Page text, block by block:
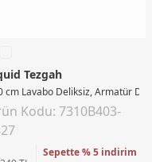
Tezgah
cm Lavabo Deliksiz, Armatür
Kodu: 7310B403-
Sepette % 5 indirim